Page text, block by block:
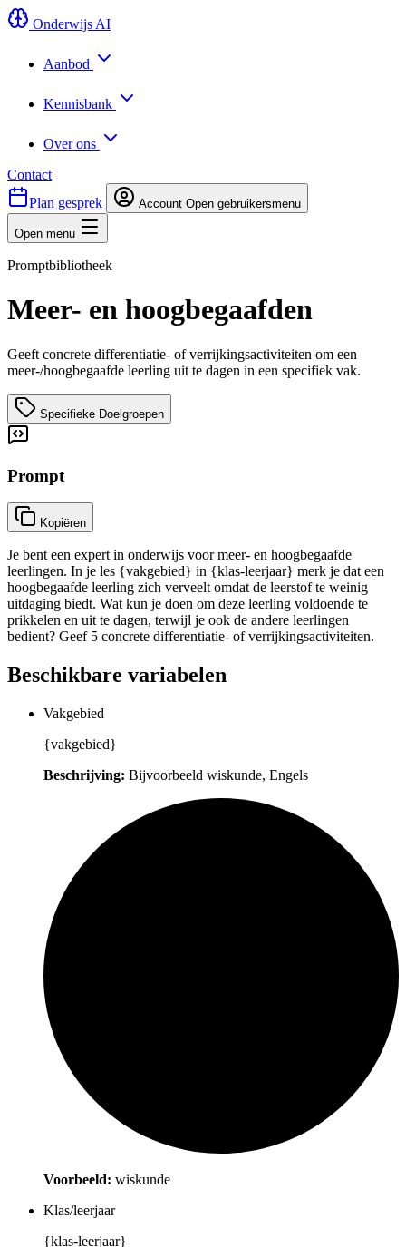
Onderwijs AI
Aanbod
Kennisbank
Over ons
Contact
Plan gesprek
Account Open gebruikersmenu
Open menu
Promptbibliotheek
Meer- en hoogbegaafden
Geeft concrete differentiatie- of verrijkingsactiviteiten om een
meer-/hoogbegaafde leerling uit te dagen in een specifiek vak.
Specifieke Doelgroepen
Prompt
Kopiëren
Je bent een expert in onderwijs voor meer- en hoogbegaafde
leerlingen. In je les {vakgebied} in {klas-leerjaar} merk je dat een
hoogbegaafde leerling zich verveelt omdat de leerstof te weinig
uitdaging biedt. Wat kun je doen om deze leerling voldoende te
prikkelen en uit te dagen, terwijl je ook de andere leerlingen
bedient? Geef 5 concrete differentiatie- of verrijkingsactiviteiten.
Beschikbare variabelen
Vakgebied
{vakgebied}
Beschrijving: Bijvoorbeeld wiskunde, Engels
Voorbeeld: wiskunde
Klas/leerjaar
{klas-leerjaar}